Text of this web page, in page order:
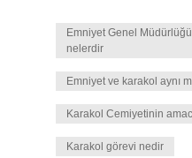
Emniyet Genel
nelerdir
Emniyet ve karakol aynı
Karakol Cemiyetinin
Karakol görevi nedir